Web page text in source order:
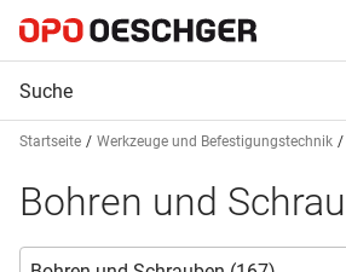
Startseite Werkzeuge und Befestigungstechnik
Bohren und